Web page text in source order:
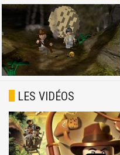
LES VIDÉOS